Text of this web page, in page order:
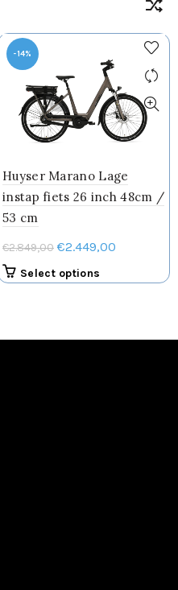
-14%
Huyser Marano Lage
instap fiets 26 inch 48cm /
53 cm
€2.849,00 Oorspronkelijke
prijs
was:
€2.449,00
is:
Select options
variaties.